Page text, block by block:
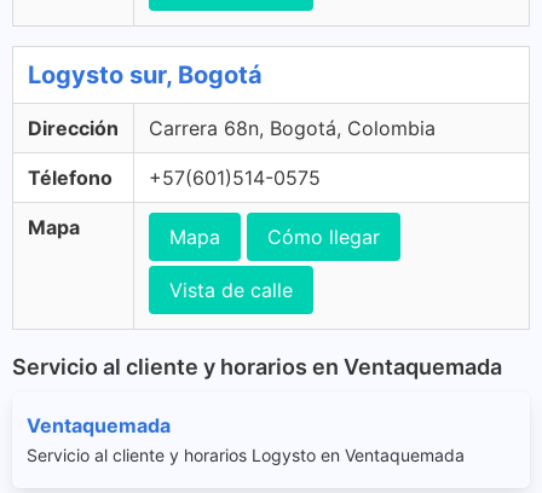
Logysto sur, Bogotá
Dirección Carrera 68n, Bogotá, Colombia
Télefono +57(601)514-0575
Mapa Mapa Cómo llegar
Vista de calle
Servicio al cliente y horarios en Ventaquemada
Ventaquemada
Servicio al cliente y horarios Logysto en Ventaquemada